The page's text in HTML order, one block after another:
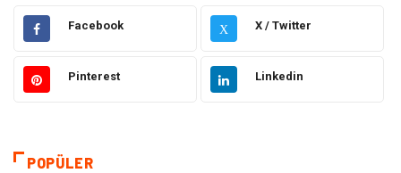
Hukuk Emlak
Otomotiv Sağlıklı Yaşam
Moda
Facebook X X / Twitter
Pinterest Linkedin
POPÜLER